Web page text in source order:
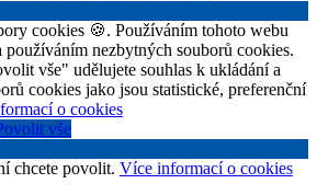
cookies 🍪. Používáním tohoto webu
používáním nezbytných souborů cookies.
vše" udělujete souhlas k ukládání a
cookies jako jsou statistické, preferenční
o cookies
vše
chcete povolit. Více informací o cookies